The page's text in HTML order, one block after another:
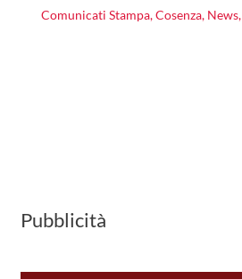
Comunicati Stampa,Cosenza, News,
Pubblicità